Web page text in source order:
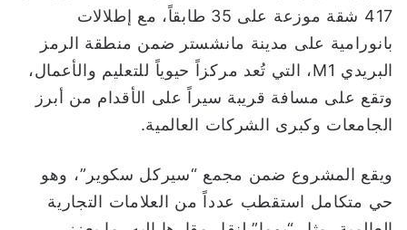
417 شقة موزعة على 35 طابقاً، مع إطلالات
بانورامية على مدينة مانشستر ضمن منطقة الرمز
البريدي M1، التي تُعد مركزاً حيوياً للتعليم والأعمال،
وتقع على مسافة قريبة سيراً على الأقدام من أبرز
الجامعات وكبرى الشركات العالمية.
ويقع المشروع ضمن مجمع “سيركل سكوير”، وهو
حي متكامل استقطب عدداً من العلامات التجارية